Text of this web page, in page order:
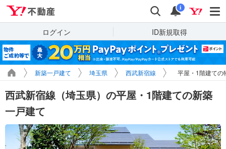
検索 通知
i
ログイン ID新規取得
新築一戸建て 埼玉県 西武新宿線 平屋・1階建ての
西武新宿線（埼玉県）の平屋・1階建ての新築
一戸建て